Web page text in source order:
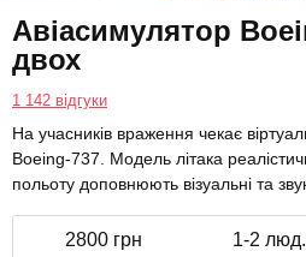
Авіасимулятор
двох
1 142 відгуки
На учасників враження чекає
Boeing-737. Модель літака
польоту доповнюють візуальні та
2800 грн 1-2 люд.